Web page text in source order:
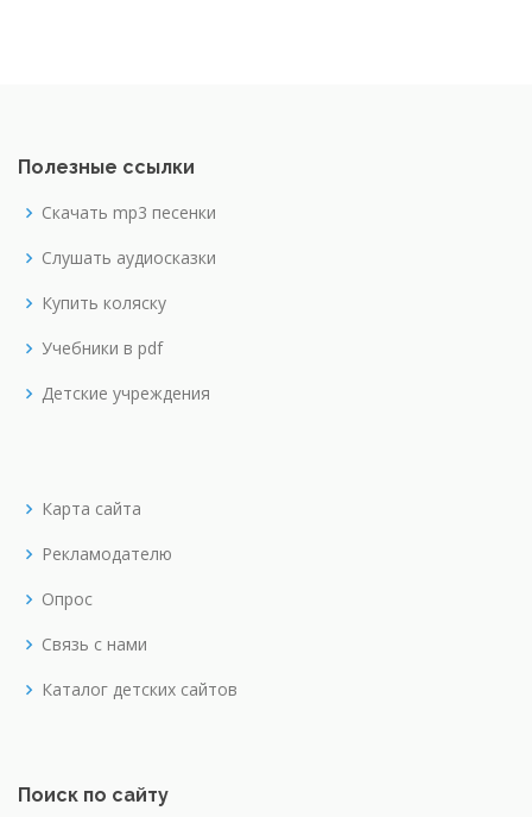
Полезные ссылки
Скачать mp3 песенки
Слушать аудиосказки
Купить коляску
Учебники в pdf
Детские учреждения
Карта сайта
Рекламодателю
Опрос
Связь с нами
Каталог детских сайтов
Поиск по сайту